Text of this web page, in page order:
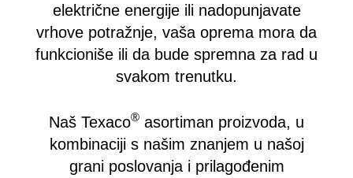
električne energije ili nadopunjavate
vrhove potražnje, vaša oprema mora da
funkcioniše ili da bude spremna za rad u
svakom trenutku.
Naš Texaco® asortiman proizvoda, u
kombinaciji s našim znanjem u našoj
grani poslovanja i prilagođenim